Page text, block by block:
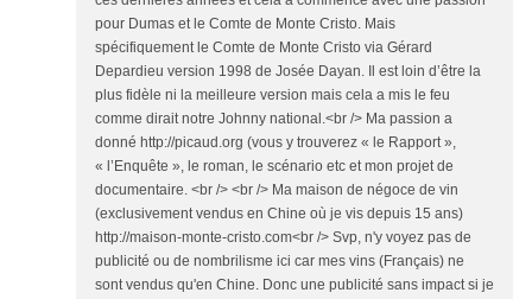
pour Dumas et le Comte de Monte Cristo. Mais
spécifiquement le Comte de Monte Cristo via Gérard
Depardieu version 1998 de Josée Dayan. Il est loin d’être la
plus fidèle ni la meilleure version mais cela a mis le feu
comme dirait notre Johnny national.<br /> Ma passion a
donné http://picaud.org (vous y trouverez « le Rapport »,
« l’Enquête », le roman, le scénario etc et mon projet de
documentaire. <br /> <br /> Ma maison de négoce de vin
(exclusivement vendus en Chine où je vis depuis 15 ans)
http://maison-monte-cristo.com<br /> Svp, n'y voyez pas de
publicité ou de nombrilisme ici car mes vins (Français) ne
sont vendus qu'en Chine. Donc une publicité sans impact si je